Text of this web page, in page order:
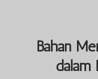
Bahan
dalam